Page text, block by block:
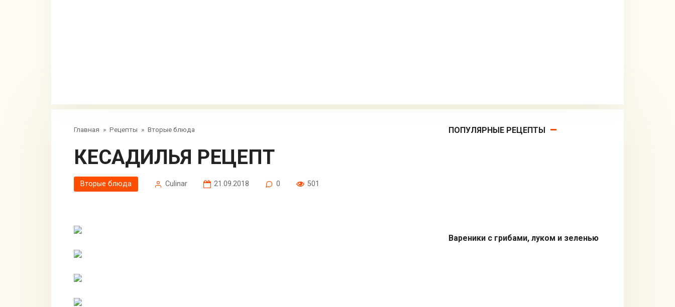
Главная » Рецепты » Вторые блюда
КЕСАДИЛЬЯ РЕЦЕПТ
Вторые блюда Сulinar 21.09.2018 0 501
ПОПУЛЯРНЫЕ РЕЦЕПТЫ
Вареники с грибами, луком и зеленью